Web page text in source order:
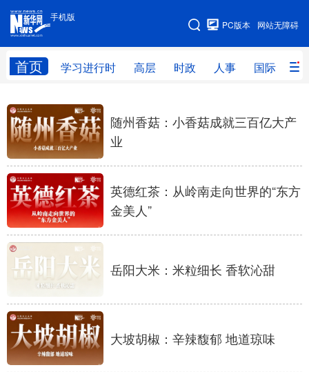
手机版
网站无障碍
PC版本
首页 学习进行时 高层 时政 人事 国际 财
手机版
网站地图
学习进行时
国际 财经 网评 港澳
台湾 思客智库
科技 科创 量子 体育
文化 书画
法律 中央文件 金融 汽车
食品 人居 信息化 数字经济
学术中国 乡村振兴 银龄 溯源中国
城市
随州香菇：小香菇成就三百亿大产
业
英德红茶：从岭南走向世界的“东方
金美人”
岳阳大米：米粒细长 香软沁甜
大坡胡椒：辛辣馥郁 地道琼味